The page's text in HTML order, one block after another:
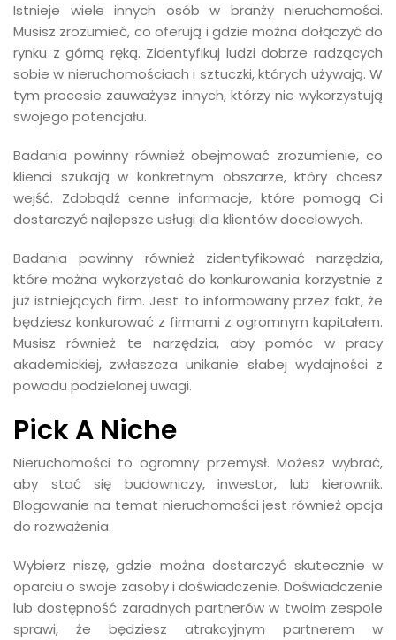
Istnieje wiele innych osób w branży nieruchomości.
Musisz zrozumieć, co oferują i gdzie można dołączyć do
rynku z górną ręką. Zidentyfikuj ludzi dobrze radzących
sobie w nieruchomościach i sztuczki, których używają. W
tym procesie zauważysz innych, którzy nie wykorzystują
swojego potencjału.
Badania powinny również obejmować zrozumienie, co
klienci szukają w konkretnym obszarze, który chcesz
wejść. Zdobądź cenne informacje, które pomogą Ci
dostarczyć najlepsze usługi dla klientów docelowych.
Badania powinny również zidentyfikować narzędzia,
które można wykorzystać do konkurowania korzystnie z
już istniejących firm. Jest to informowany przez fakt, że
będziesz konkurować z firmami z ogromnym kapitałem.
Musisz również te narzędzia, aby pomóc w pracy
akademickiej, zwłaszcza unikanie słabej wydajności z
powodu podzielonej uwagi.
Pick A Niche
Nieruchomości to ogromny przemysł. Możesz wybrać,
aby stać się budowniczy, inwestor, lub kierownik.
Blogowanie na temat nieruchomości jest również opcja
do rozważenia.
Wybierz niszę, gdzie można dostarczyć skutecznie w
oparciu o swoje zasoby i doświadczenie. Doświadczenie
lub dostępność zaradnych partnerów w twoim zespole
sprawi, że będziesz atrakcyjnym partnerem w